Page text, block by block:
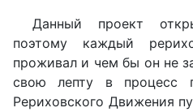
Данный проект
поэтому каждый
проживал и чем бы он не
свою лепту в процесс
Рериховского Движения